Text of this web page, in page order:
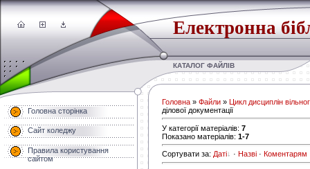
Електронна
КАТАЛОГ ФАЙЛІВ
Головна сторінка
Сайт коледжу
Правила користування
сайтом
Головна » Файли » Цикл дисциплін
ділової документації
У категорії матеріалів: 7
Показано матеріалів: 1-7
Сортувати за: Даті · Назві · Коментарям